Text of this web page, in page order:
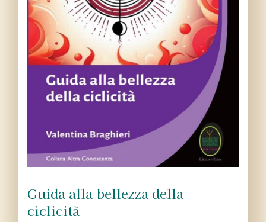
Guida alla bellezza della
ciclicità